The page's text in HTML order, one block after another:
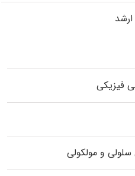
فیزیکی
و مولکولی